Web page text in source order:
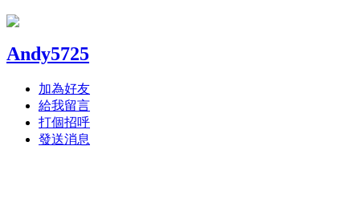
Andy5725
加為好友
給我留言
打個招呼
發送消息